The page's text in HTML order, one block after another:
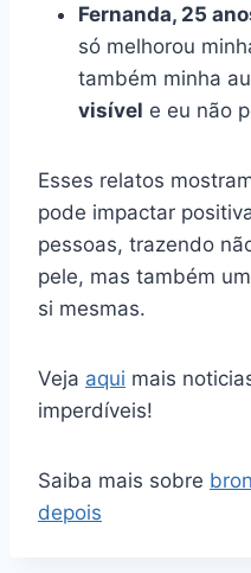
Fernanda, 25
só melhorou
também minha
visível e eu não
Esses relatos
pode impactar
pessoas, trazendo
pele, mas também
si mesmas.
Veja aqui mais
imperdíveis!
Saiba mais sobre
depois